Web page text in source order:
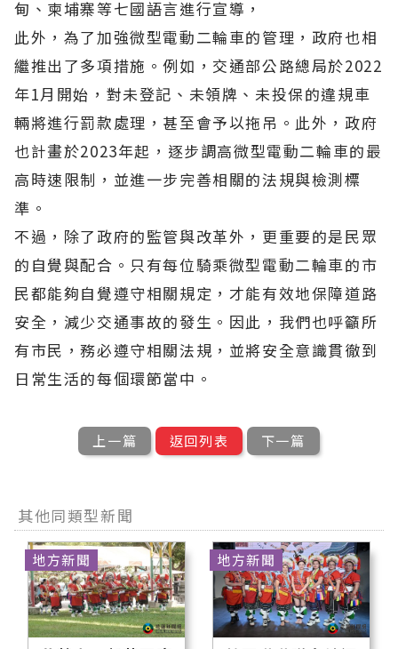
甸、柬埔寨等七國語言進行宣導，
此外，為了加強微型電動二輪車的管理，政府也相
繼推出了多項措施。例如，交通部公路總局於2022
年1月開始，對未登記、未領牌、未投保的違規車
輛將進行罰款處理，甚至會予以拖吊。此外，政府
也計畫於2023年起，逐步調高微型電動二輪車的最
高時速限制，並進一步完善相關的法規與檢測標
準。
不過，除了政府的監管與改革外，更重要的是民眾
的自覺與配合。只有每位騎乘微型電動二輪車的市
民都能夠自覺遵守相關規定，才能有效地保障道路
安全，減少交通事故的發生。因此，我們也呼籲所
有市民，務必遵守相關法規，並將安全意識貫徹到
日常生活的每個環節當中。
上一篇 返回列表 下一篇
其他同類型新聞
地方新聞 地方新聞